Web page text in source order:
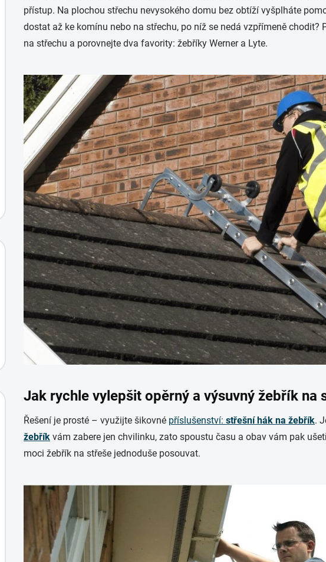
přístup. Na plochou střechu nevysokého domu bez obtíží vyšplháte
dostat až ke komínu nebo na střechu, po níž se nedá vzpřímeně chodit?
na střechu a porovnejte dva favority: žebříky Werner a Lyte.
Jak rychle vylepšit opěrný a výsuvný žebřík na
Řešení je prosté – využijte šikovné příslušenství: střešní hák na žebřík.
žebřík vám zabere jen chvilinku, zato spoustu času a obav vám pak
moci žebřík na střeše jednoduše posouvat.